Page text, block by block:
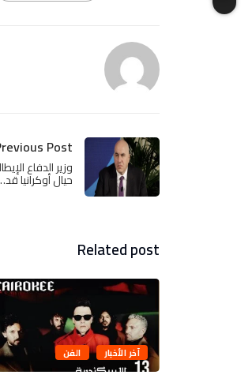
Post
وزير الدفاع
حيال أوكرانيا
Related post
آخر الأخبار الفن